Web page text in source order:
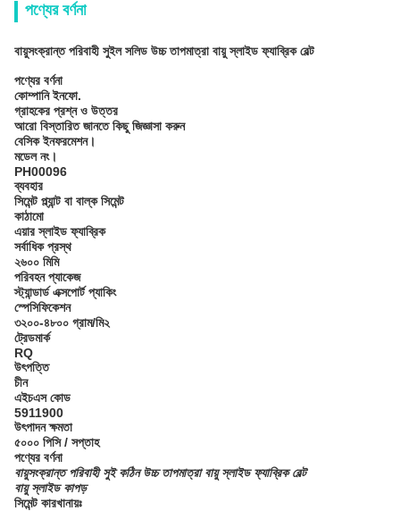
পণ্যের বর্ণনা
বায়ুসংক্রান্ত পরিবাহী সুইল সলিড উচ্চ তাপমাত্রা বায়ু স্লাইড ফ্যাব্রিক বেল্ট
পণ্যের বর্ণনা
কোম্পানি ইনফো.
গ্রাহকের প্রশ্ন ও উত্তর
আরো বিস্তারিত জানতে কিছু জিজ্ঞাসা করুন
বেসিক ইনফরমেশন।
মডেল নং।
PH00096
ব্যবহার
সিমেন্ট প্ল্যান্ট বা বাল্ক সিমেন্ট
কাঠামো
এয়ার স্লাইড ফ্যাব্রিক
সর্বাধিক প্রস্থ
২৬০০ মিমি
পরিবহন প্যাকেজ
স্ট্যান্ডার্ড এক্সপোর্ট প্যাকিং
স্পেসিফিকেশন
৩২০০-৪৮০০ গ্রাম/মি২
ট্রেডমার্ক
RQ
উৎপত্তি
চীন
এইচএস কোড
5911900
উৎপাদন ক্ষমতা
৫০০০ পিসি / সপ্তাহ
পণ্যের বর্ণনা
বায়ুসংক্রান্ত পরিবাহী সুই কঠিন উচ্চ তাপমাত্রা বায়ু স্লাইড ফ্যাব্রিক বেল্ট
বায়ু স্লাইড কাপড়
সিমেন্ট কারখানায়ঃ